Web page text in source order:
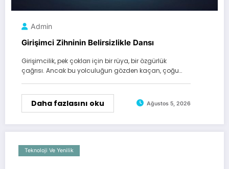
Admin
Girişimci Zihninin Belirsizlikle Dansı
Girişimcilik, pek çokları için bir rüya, bir özgürlük
çağrısı. Ancak bu yolculuğun gözden kaçan, çoğu…
Daha fazlasını oku Ağustos 5, 2026
Teknoloji Ve Yenilik